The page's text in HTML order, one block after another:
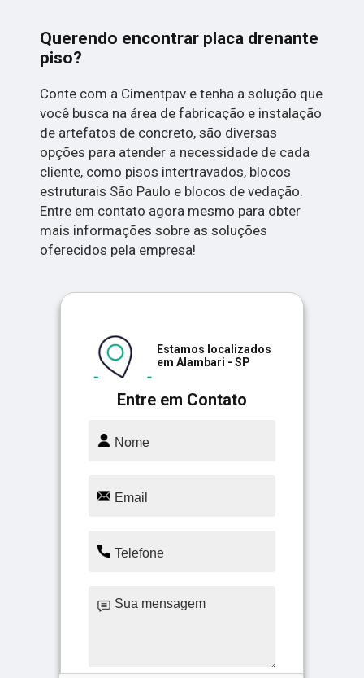
Querendo encontrar placa drenante
piso?
Conte com a Cimentpav e tenha a solução que
você busca na área de fabricação e instalação
de artefatos de concreto, são diversas
opções para atender a necessidade de cada
cliente, como pisos intertravados, blocos
estruturais São Paulo e blocos de vedação.
Entre em contato agora mesmo para obter
mais informações sobre as soluções
oferecidos pela empresa!
Entre em Contato
Estamos localizados
em Alambari - SP